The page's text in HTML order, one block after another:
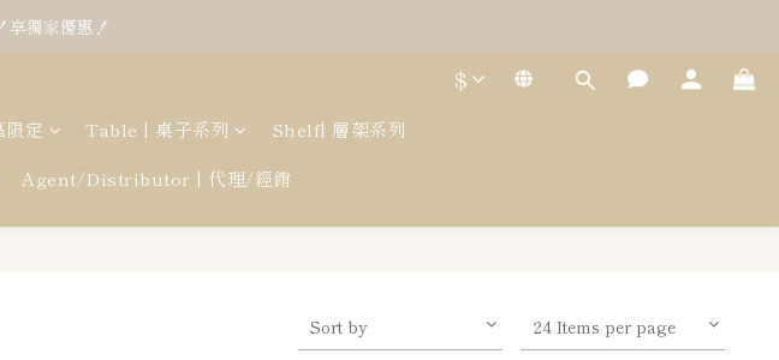
獨家優惠！
$
定 Table | 桌子系列
Shelf| 層架系列
Agent/Distributor | 代理/經銷
Sort by 24 Items per page